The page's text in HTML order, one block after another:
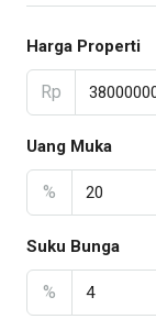
Harga Properti
Rp
Uang Muka
%
Suku Bunga
%